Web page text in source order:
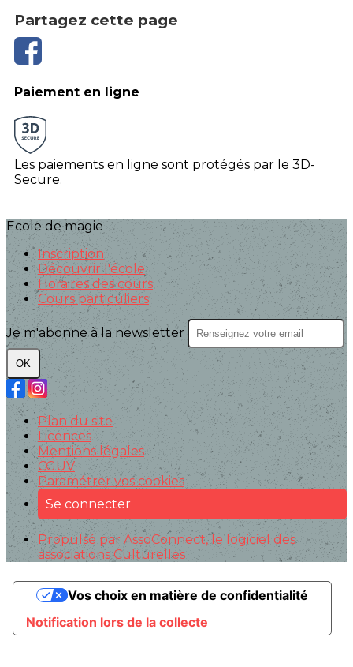
Partagez cette page
Paiement en ligne
Les paiements en ligne sont protégés par le 3D-
Secure.
Ecole de magie
Inscription
Découvrir l'école
Horaires des cours
Cours particuliers
Je m'abonne à la newsletter
OK
Plan du site
Licences
Mentions légales
CGUV
Paramétrer vos cookies
Se connecter
Propulsé par AssoConnect, le logiciel des
associations Culturelles
Notification lors de la collecte
Vos choix en matière de confidentialité